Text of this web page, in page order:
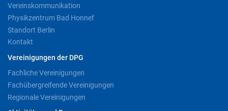
Vereinskommunikation
Physikzentrum Bad Honnef
Standort Berlin
Kontakt
Vereinigungen der DPG
Fachliche Vereinigungen
Fachübergreifende Vereinigungen
Regionale Vereinigungen